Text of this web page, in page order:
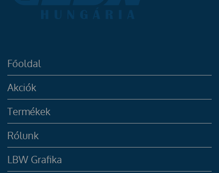
Főoldal
Akciók
Termékek
Rólunk
LBW Grafika